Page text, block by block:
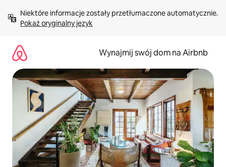
treści Pokaż oryginalny język
Wynajmij swój dom na Airbnb